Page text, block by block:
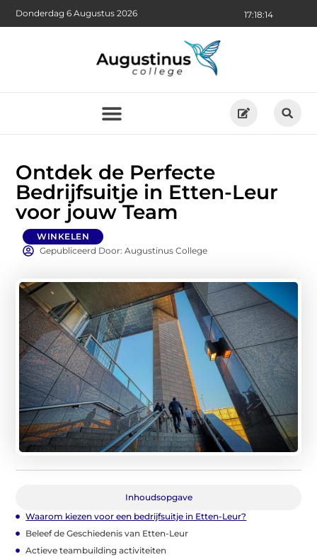
17:18:15
Donderdag 6 Augustus 2026
Ontdek de Perfecte
Bedrijfsuitje in Etten-Leur
voor jouw Team
WINKELEN
Gepubliceerd Door: Augustinus College
Inhoudsopgave
Waarom kiezen voor een bedrijfsuitje in Etten-Leur?
Beleef de Geschiedenis van Etten-Leur
Actieve teambuilding activiteiten